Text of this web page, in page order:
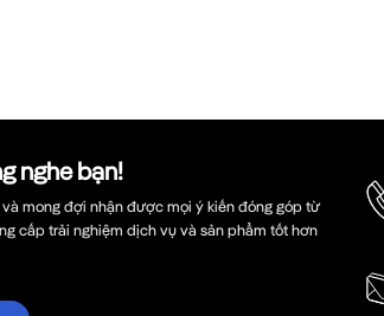
nghe bạn!
mong đợi nhận được mọi ý kiến đóng góp từ
cấp trải nghiệm dịch vụ và sản phẩm tốt hơn